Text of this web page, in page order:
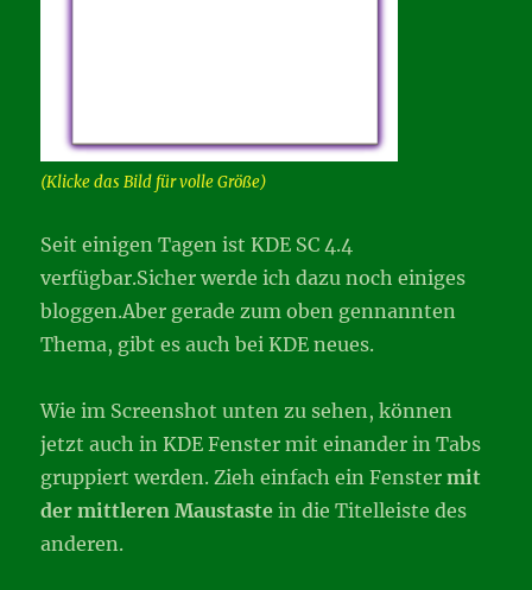
(Klicke das Bild für volle Größe)
Seit einigen Tagen ist KDE SC 4.4
verfügbar.Sicher werde ich dazu noch einiges
bloggen.Aber gerade zum oben gennannten
Thema, gibt es auch bei KDE neues.
Wie im Screenshot unten zu sehen, können
jetzt auch in KDE Fenster mit einander in Tabs
gruppiert werden. Zieh einfach ein Fenstermit
der mittleren Maustaste in die Titelleiste des
anderen.